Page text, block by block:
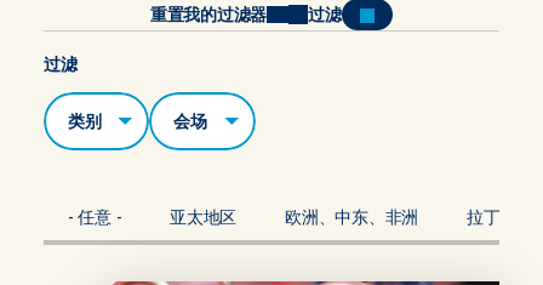
重置我的过滤器 过滤
过滤
类别 场地
- 任意 - 亚太地区 欧洲、中东、非洲 拉丁美洲